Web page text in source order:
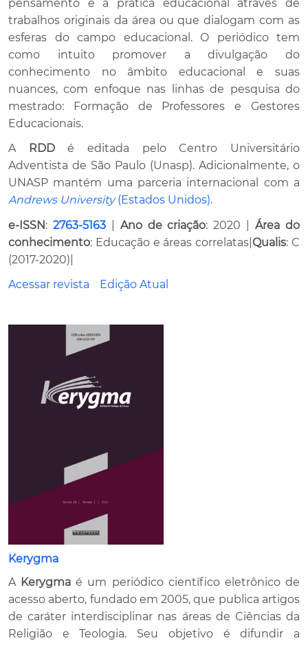
pensamento e a prática educacional através de
trabalhos originais da área ou que dialogam com as
esferas do campo educacional. O periódico tem
como intuito promover a divulgação do
conhecimento no âmbito educacional e suas
nuances, com enfoque nas linhas de pesquisa do
mestrado: Formação de Professores e Gestores
Educacionais.
A
RDDé editada pelo Centro Universitário
Adventista de São Paulo (Unasp). Adicionalmente, o
UNASP mantém uma parceria internacional com a
Andrews University(Estados Unidos).
e-ISSN: 2763-5163 Ano de criação: 2020 |Área do
conhecimento: Educação e áreas correlatas|Qualis: C
(2017-2020)|
Acessar revista
Edição Atual
Kerygma
A Kerygma é um periódico científico eletrônico de
acesso aberto, fundado em 2005, que publica artigos
de caráter interdisciplinar nas áreas de Ciências da
Religião e Teologia. Seu objetivo é difundir a